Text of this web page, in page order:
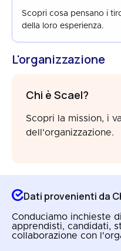
Scopri cosa pensano i
della loro esperienza.
L'organizzazione
Chi è Scael?
Scopri la mission, i
dell'organizzazione.
Dati provenienti da
Conduciamo inchieste
apprendisti, candidati,
collaborazione con